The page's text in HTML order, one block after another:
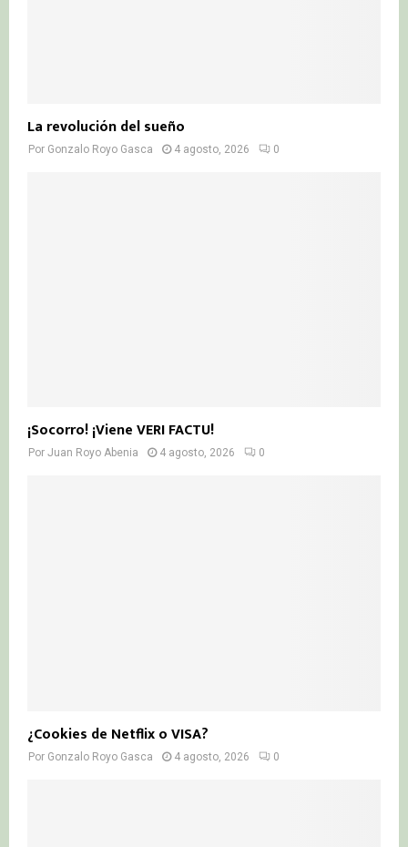
La revolución del sueño
Por Gonzalo Royo Gasca 4 agosto, 2026 0
¡Socorro! ¡Viene VERI FACTU!
Por Juan Royo Abenia 4 agosto, 2026 0
¿Cookies de Netflix o VISA?
Por Gonzalo Royo Gasca 4 agosto, 2026 0